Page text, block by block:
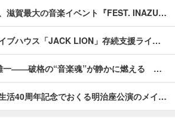
滋賀最大の音楽イベント『FEST. INAZU…
ブハウス「JACK LION」存続支援ライ…
一――破格の“音楽魂”が静かに燃える …
活40周年記念でおくる明治座公演のメイ…